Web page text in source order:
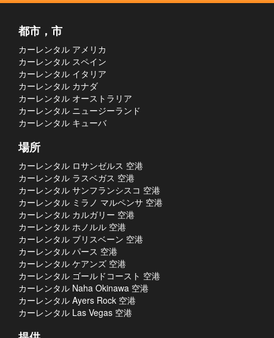
都市，市
カーレンタル アメリカ
カーレンタル スペイン
カーレンタル イタリア
カーレンタル カナダ
カーレンタル オーストラリア
カーレンタル ニュージーランド
カーレンタル キューバ
場所
カーレンタル ロサンゼルス 空港
カーレンタル ラスベガス 空港
カーレンタル サンフランシスコ 空港
カーレンタル ミラノ マルペンサ 空港
カーレンタル カルガリー 空港
カーレンタル ホノルル 空港
カーレンタル ブリスベーン 空港
カーレンタル パース 空港
カーレンタル ケアンズ 空港
カーレンタル ゴールドコースト 空港
カーレンタル Naha Okinawa 空港
カーレンタル Ayers Rock 空港
カーレンタル Las Vegas 空港